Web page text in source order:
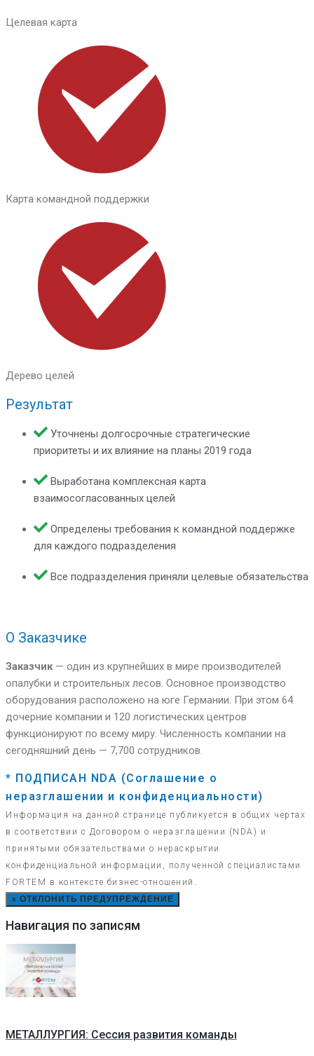
Целевая карта
Карта командной поддержки
Дерево целей
Результат
Уточнены долгосрочные стратегические
приоритеты и их влияние на планы 2019 года
Выработана комплексная карта
взаимосогласованных целей
Определены требования к командной поддержке
для каждого подразделения
Все подразделения приняли целевые обязательства
О Заказчике
Заказчик— один из крупнейших в мире производителей
опалубки и строительных лесов. Основное производство
оборудования расположено на юге Германии. При этом 64
дочерние компании и 120 логистических центров
функционируют по всему миру. Численность компании на
сегодняшний день — 7,700 сотрудников.
* ПОДПИСАН NDA (Соглашение о
неразглашении и конфиденциальности)
Информация на данной странице публикуется в общих чертах
в соответствии с Договором о неразглашении (NDA) и
принятыми обязательствами о нераскрытии
конфиденциальной информации, полученной специалистами
FORTEM в контексте бизнес-отношений.
× ОТКЛОНИТЬ ПРЕДУПРЕЖДЕНИЕ
Навигация по записям
МЕТАЛЛУРГИЯ: Сессия развития команды